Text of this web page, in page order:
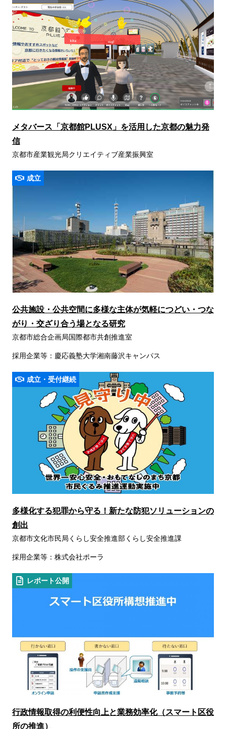
メタバース「京都館PLUSX」を活用した京都の魅力発
信
京都市産業観光局クリエイティブ産業振興室
成立
公共施設・公共空間に多様な主体が気軽につどい・つな
がり・交ざり合う場となる研究
京都市総合企画局国際都市共創推進室
採用企業等：慶応義塾大学湘南藤沢キャンパス
成立・受付継続
多様化する犯罪から守る！新たな防犯ソリューションの
創出
京都市文化市民局くらし安全推進部くらし安全推進課
採用企業等：株式会社ポーラ
レポート公開
行政情報取得の利便性向上と業務効率化（スマート区役
所の推進）